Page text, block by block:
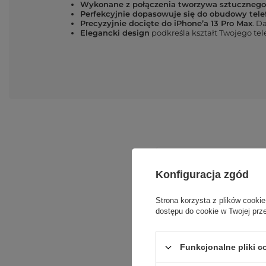
Wykonane z połączenia tworzywa sztucznego
Perfekcyjnie dopasowuje się do obudowy
Precyzyjnie docięte do iPhone’a 13 Pro Max .
Elegancki design podkreśla kształt Twojego
Konfiguracja zgód
Strona korzysta z plików
dostępu do cookie w Twojej
Funkcjonalne pliki